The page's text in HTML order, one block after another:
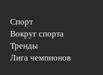
Спорт
Вокруг спорта
Тренды
Лига чемпионов